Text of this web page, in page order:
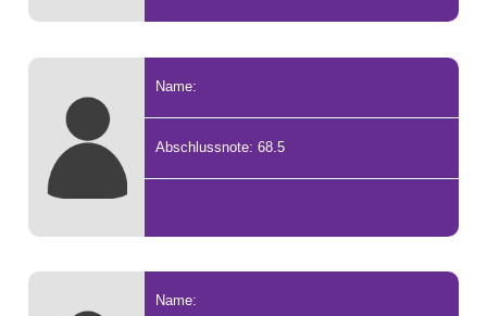
Name:
Abschlussnote: 68.5
Name: